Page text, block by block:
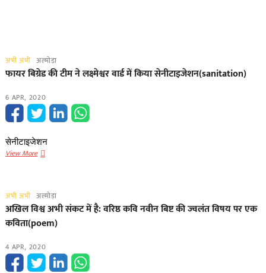
अभी अभी अल्मोड़ा
फायर बिग्रेड की टीम ने लक्ष्मेश्वर वार्ड में किया सेनीटाइजेशन(sanitation)
6 APR, 2020
सेनीटाइजेशन
View Moreफायर
ने
लक्ष्मेश्वर
वार्ड
किया
सेनीटाइजेशन(sanitation)
अभी अभी अल्मोड़ा
अखिल विश्व अभी संकट में है: वरिष्ठ कवि नवीन बिष्ट की ज्वलं​त विषय पर एक
कविता(poem)
4 APR, 2020